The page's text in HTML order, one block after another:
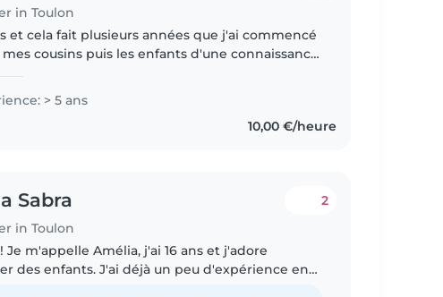
in Toulon
et cela fait plusieurs années que j'ai commencé
cousins puis les enfants d'une connaissance.
> 5 ans
10,00 €/heure
Sabra
in Toulon
2
Je m'appelle Amélia, j'ai 16 ans et j'adore
des enfants. J'ai déjà un peu d'expérience en